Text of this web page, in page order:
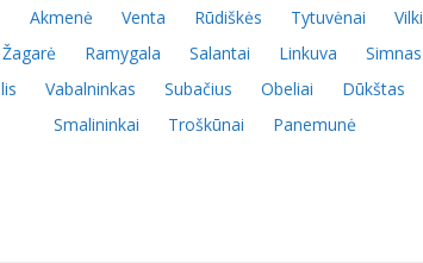
Akmenė Venta Rūdiškės Tytuvėnai
Žagarė Ramygala Salantai Linkuva Simnas
Vabalninkas Subačius Obeliai Dūkštas
Smalininkai
Troškūnai Panemunė